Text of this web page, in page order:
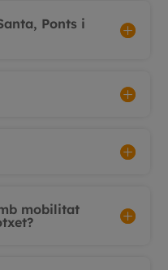
Ponts i
mobilitat